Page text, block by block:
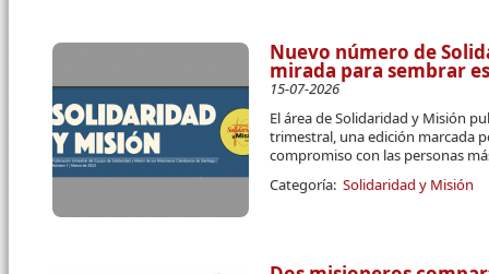
Nuevo número de
mirada para sembrar
15-07-2026
El área de Solidaridad y Misión
trimestral, una edición marcada
compromiso con las personas
Categoría: Solidaridad y Misión